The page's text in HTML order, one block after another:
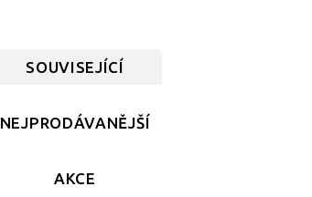
SOUVISEJÍCÍ
NEJPRODÁVANĚJŠÍ
AKCE